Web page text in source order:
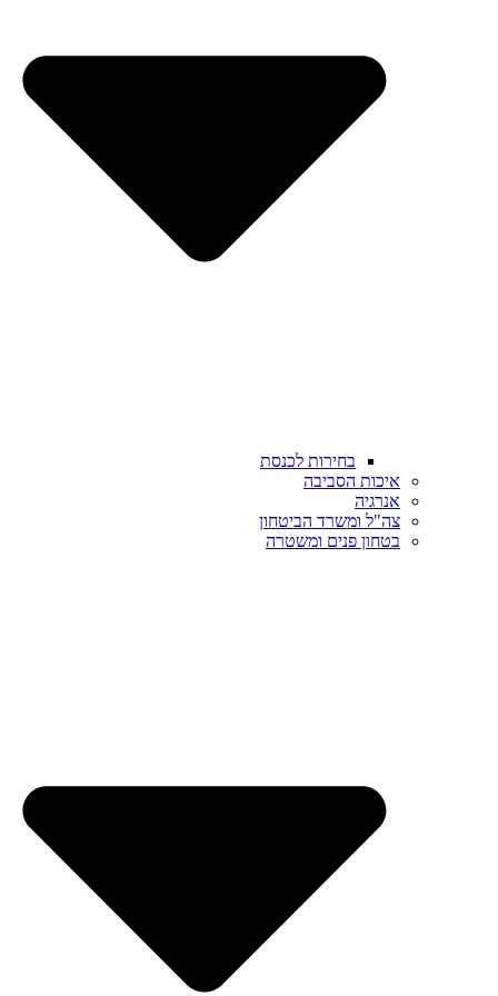
בחירות לכנסת
איכות הסביבה
אנרגיה
צה"ל ומשרד הביטחון
בטחון פנים ומשטרה